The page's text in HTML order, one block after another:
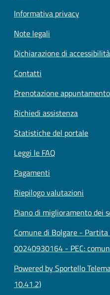
Informativa privacy
Note legali
Dichiarazione di accessibilità
Contatti
Prenotazione appuntamento
Richiedi assistenza
Statistiche del portale
Leggi le FAQ
Pagamenti
Riepilogo valutazioni
Piano di miglioramento dei
Comune di Bolgare -
00240930164 - PEC:
Powered by Sportello
10.41.2)